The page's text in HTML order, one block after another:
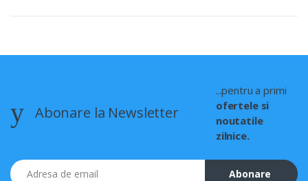
Abonare la Newsletter
...pentru a primi
ofertele si
noutatile
zilnice.
Adresa de email
Abonare